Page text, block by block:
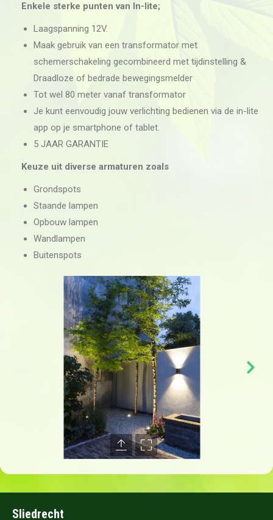
Enkele sterke punten van In-lite;
Laagspanning 12V.
Maak gebruik van een transformator met
schemerschakeling gecombineerd met tijdinstelling &
Draadloze of bedrade bewegingsmelder
Tot wel 80 meter vanaf transformator
Je kunt eenvoudig jouw verlichting bedienen via de in-lite
app op je smartphone of tablet.
5 JAAR GARANTIE
Keuze uit diverse armaturen zoals
Grondspots
Staande lampen
Opbouw lampen
Wandlampen
Buitenspots
Sliedrecht